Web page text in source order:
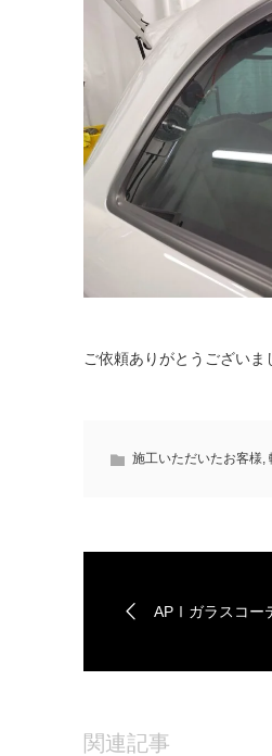
ご依頼ありがとうございま
施工いただいたお客様,
APⅠガラスコー
関連記事